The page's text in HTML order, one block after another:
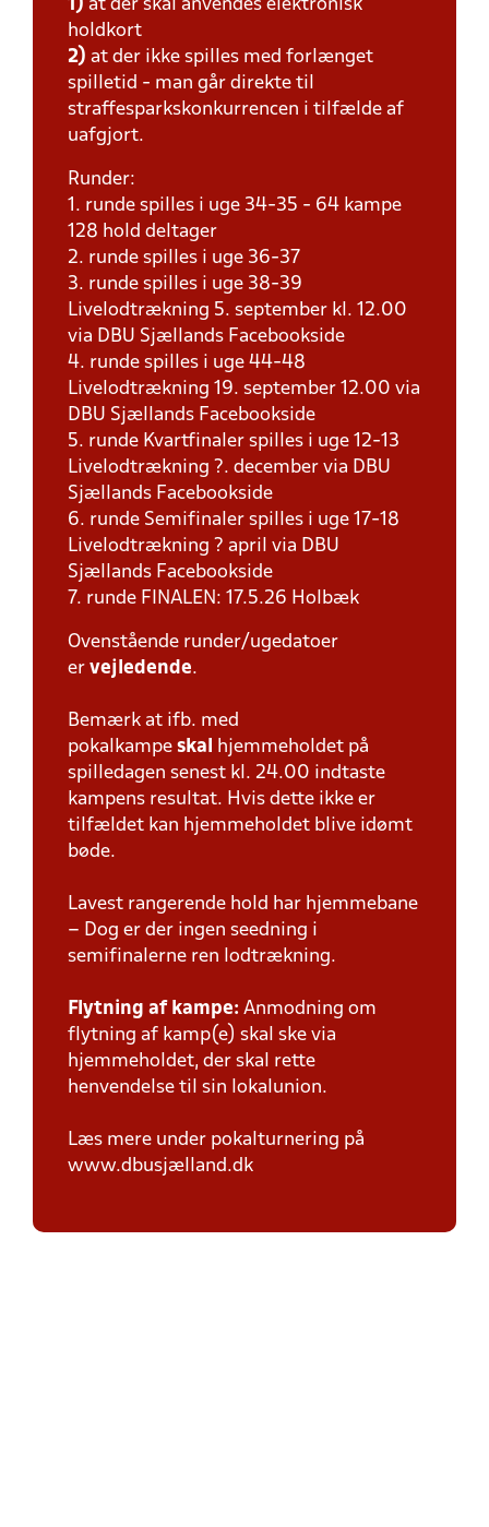
1) at der skal anvendes elektronisk
holdkort
2) at der ikke spilles med forlænget
spilletid - man går direkte til
straffesparkskonkurrencen i tilfælde af
uafgjort.
Runder:
1. runde spilles i uge 34-35 - 64 kampe
128 hold deltager
2. runde spilles i uge 36-37
3. runde spilles i uge 38-39
Livelodtrækning 5. september kl. 12.00
via DBU Sjællands Facebookside
4. runde spilles i uge 44-48
Livelodtrækning 19. september 12.00 via
DBU Sjællands Facebookside
5. runde Kvartfinaler spilles i uge 12-13
Livelodtrækning ?. december via DBU
Sjællands Facebookside
6. runde Semifinaler spilles i uge 17-18
Livelodtrækning ? april via DBU
Sjællands Facebookside
7. runde FINALEN: 17.5.26 Holbæk
Ovenstående runder/ugedatoer
er vejledende.
Bemærk at ifb. med
pokalkampe skal
hjemmeholdet på
spilledagen senest kl. 24.00 indtaste
kampens resultat. Hvis dette ikke er
tilfældet kan hjemmeholdet blive idømt
bøde.
Lavest rangerende hold har hjemmebane
– Dog er der ingen seedning i
semifinalerne ren lodtrækning.
Flytning af kampe: Anmodning om
flytning af kamp(e) skal ske via
hjemmeholdet, der skal rette
henvendelse til sin lokalunion.
Læs mere under pokalturnering på
www.dbusjælland.dk